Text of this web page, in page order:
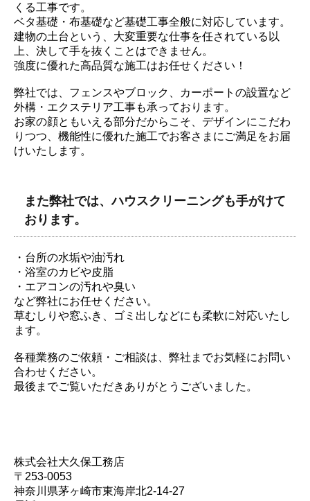
くる工事です。
ベタ基礎・布基礎など基礎工事全般に対応しています。
建物の土台という、大変重要な仕事を任されている以
上、決して手を抜くことはできません。
強度に優れた高品質な施工はお任せください！
弊社では、フェンスやブロック、カーポートの設置など
外構・エクステリア工事も承っております。
お家の顔ともいえる部分だからこそ、デザインにこだわ
りつつ、機能性に優れた施工でお客さまにご満足をお届
けいたします。
また弊社では、ハウスクリーニングも手がけて
おります。
・台所の水垢や油汚れ
・浴室のカビや皮脂
・エアコンの汚れや臭い
など弊社にお任せください。
草むしりや窓ふき、ゴミ出しなどにも柔軟に対応いたし
ます。
各種業務のご依頼・ご相談は、弊社までお気軽にお問い
合わせください。
最後までご覧いただきありがとうございました。
株式会社大久保工務店
〒253-0053
神奈川県茅ヶ崎市東海岸北2-14-27